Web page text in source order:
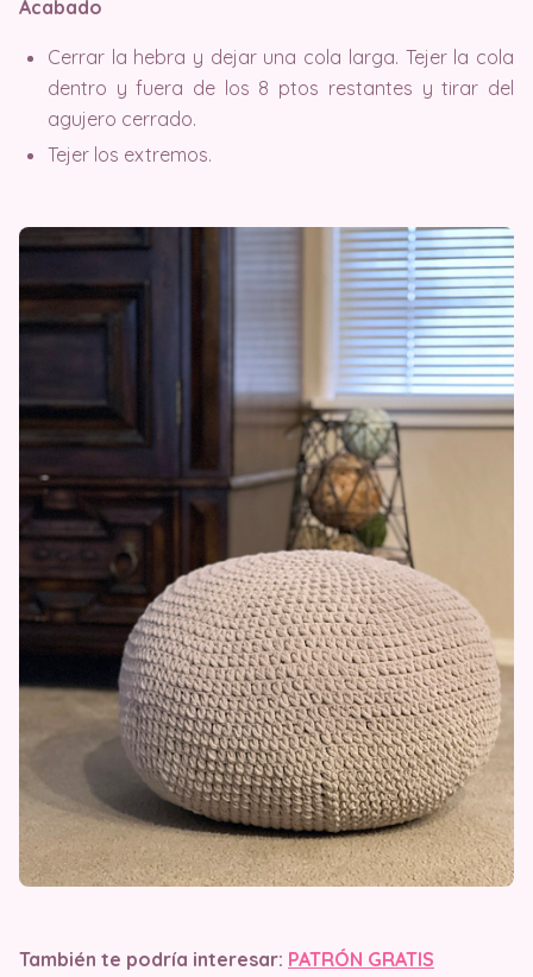
Acabado
Cerrar la hebra y dejar una cola larga. Tejer la cola
dentro y fuera de los 8 ptos restantes y tirar del
agujero cerrado.
Tejer los extremos.
También te podría interesar: PATRÓN GRATIS